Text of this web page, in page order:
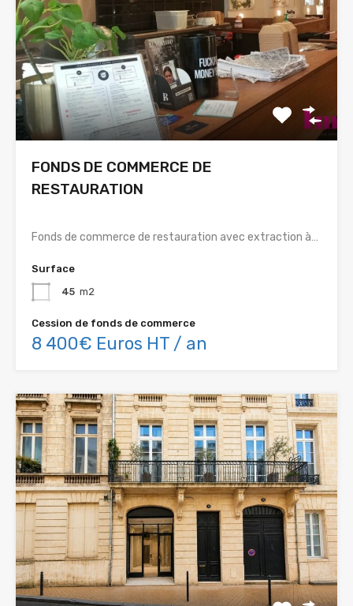
FONDS DE COMMERCE DE
RESTAURATION
Fonds de commerce de restauration avec extraction à…
Surface
45 m2
Cession de fonds de commerce
8 400€ Euros HT / an